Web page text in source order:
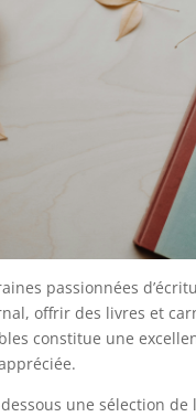
passionnées
offrir des livres et
constitue une
une sélection de